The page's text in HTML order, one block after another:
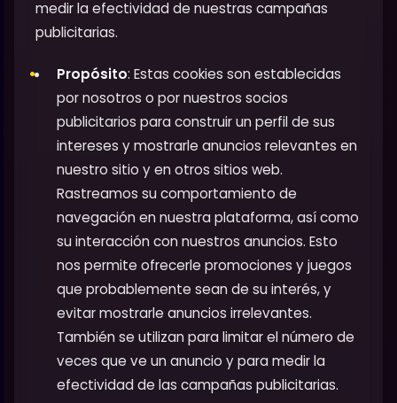
medir la efectividad de nuestras campañas
publicitarias.
Propósito: Estas cookies son establecidas
por nosotros o por nuestros socios
publicitarios para construir un perfil de sus
intereses y mostrarle anuncios relevantes en
nuestro sitio y en otros sitios web.
Rastreamos su comportamiento de
navegación en nuestra plataforma, así como
su interacción con nuestros anuncios. Esto
nos permite ofrecerle promociones y juegos
que probablemente sean de su interés, y
evitar mostrarle anuncios irrelevantes.
También se utilizan para limitar el número de
veces que ve un anuncio y para medir la
efectividad de las campañas publicitarias.